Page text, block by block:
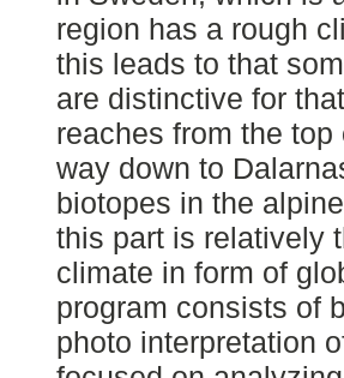
region has a rough
this leads to that
are distinctive for
reaches from the
way down to
biotopes in the
this part is relatively
climate in form of
program consists of
photo interpretation